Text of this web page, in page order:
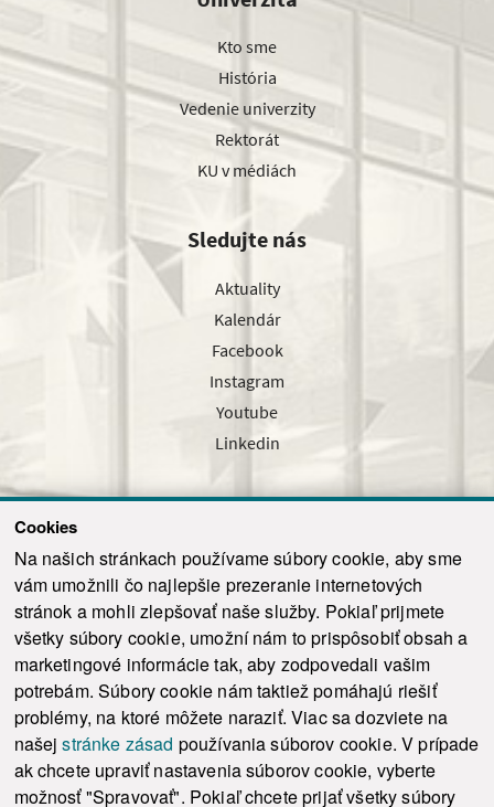
Cookies
Na našich stránkach používame súbory cookie, aby sme
vám umožnili čo najlepšie prezeranie internetových
stránok a mohli zlepšovať naše služby. Pokiaľ prijmete
všetky súbory cookie, umožní nám to prispôsobiť obsah a
marketingové informácie tak, aby zodpovedali vašim
potrebám. Súbory cookie nám taktiež pomáhajú riešiť
problémy, na ktoré môžete naraziť. Viac sa dozviete na
našejstránke zásad používania súborov cookie. V prípade
ak chcete upraviť nastavenia súborov cookie, vyberte
možnosť "Spravovať". Pokiaľ chcete prijať všetky súbory
Kto sme
História
Vedenie univerzity
Rektorát
KU v médiách
Sledujte nás
Aktuality
Kalendár
Facebook
Instagram
Youtube
Linkedin
Odoslať
© 2021-2026 ku.sk. Všetky práva vyhradené. | Ochrana osobných údajov
Vyhlásenie o prístupnosti |
Admin